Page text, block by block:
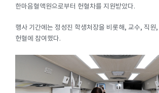
한마음혈액원으로부터 헌혈차를 지원받았다.
행사 기간에는 정성진 학생처장을 비롯해, 교수, 직원,
헌혈에 참여했다.